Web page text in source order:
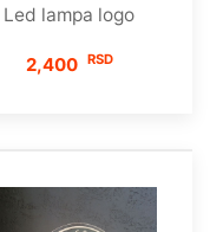
Led lampa logo
2,400 RSD